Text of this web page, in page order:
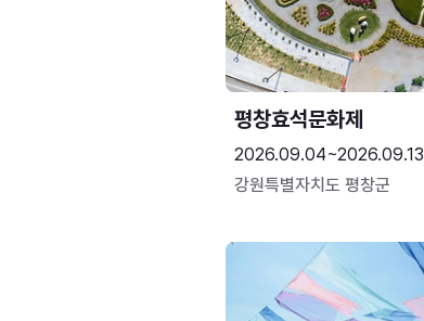
평창효석문화제
2026.09.04~2026.09.13
강원특별자치도 평창군